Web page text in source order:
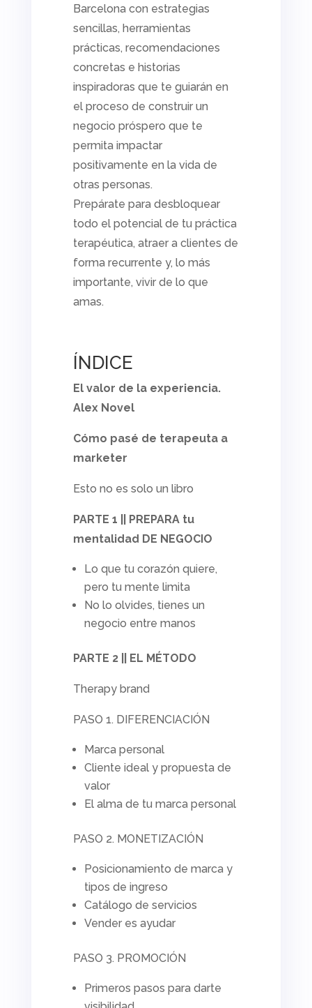
Barcelona con estrategias
sencillas, herramientas
prácticas, recomendaciones
concretas e historias
inspiradoras que te guiarán en
el proceso de construir un
negocio próspero que te
permita impactar
positivamente en la vida de
otras personas.
Prepárate para desbloquear
todo el potencial de tu práctica
terapéutica, atraer a clientes de
forma recurrente y, lo más
importante, vivir de lo que
amas.
ÍNDICE
El valor de la experiencia.
Alex Novel
Cómo pasé de terapeuta a
marketer
Esto no es solo un libro
PARTE 1 || PREPARA tu
mentalidad DE NEGOCIO
Lo que tu corazón quiere,
pero tu mente limita
No lo olvides, tienes un
negocio entre manos
PARTE 2 || EL MÉTODO
Therapy brand
PASO 1. DIFERENCIACIÓN
Marca personal
Cliente ideal y propuesta de
valor
El alma de tu marca personal
PASO 2. MONETIZACIÓN
Posicionamiento de marca y
tipos de ingreso
Catálogo de servicios
Vender es ayudar
PASO 3. PROMOCIÓN
Primeros pasos para darte